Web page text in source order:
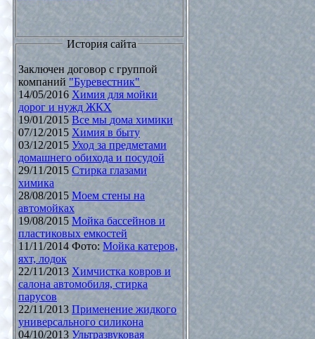
История сайта
Заключен договор с группой
компаний "Буревестник"
14/05/2016 Химия для мойки
дорог и нужд ЖКХ
19/01/2015
Все мы дома химики
07/12/2015 Химия в быту
03/12/2015 Уход за предметами
домашнего обихода и посудой
29/11/2015 Стирка глазами
химика
28/08/2015 Моем стены на
автомойках
19/08/2015 Мойка бассейнов и
пластиковых емкостей
11/11/2014 Фото: Мойка катеров,
яхт, лодок
22/11/2013 Химчистка ковров и
салона автомобиля, стирка
парусов
22/11/2013 Применение жидкого
универсального силикона
04/10/2013 Ультразвуковая